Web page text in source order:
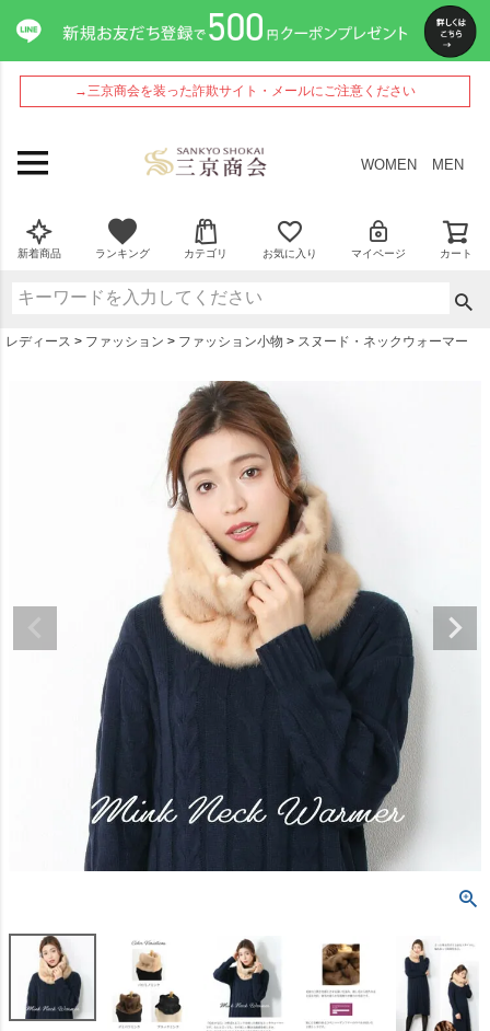
→三京商会を装った詐欺サイト・メールにご注意ください
WOMEN MEN
新着商品 ランキング カテゴリ お気に入り マイページ カート
レディース ファッション ファッション小物 スヌード・ネックウォーマー
ペー
ジト
ップ
へ